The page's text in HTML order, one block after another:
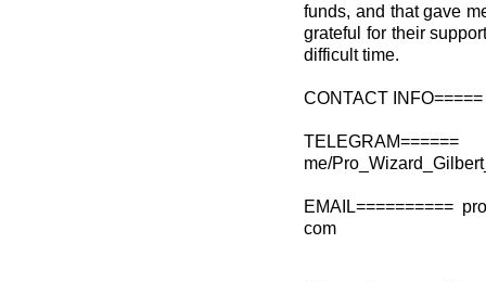
funds, and that gave
grateful for their
difficult time.
CONTACT
me/
EMAIL==========
com